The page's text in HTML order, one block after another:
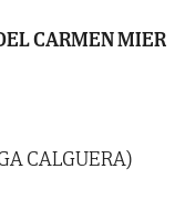
CARMEN MIER
CALGUERA)